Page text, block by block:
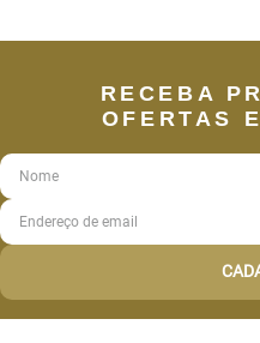
RECEBA
OFERTAS